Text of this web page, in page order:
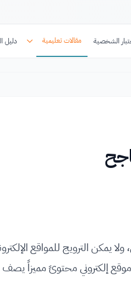
الشخصية مقالات تعليمية دليل
يمكن الترويج للمواقع
إلكتروني محتوىً مميزاً